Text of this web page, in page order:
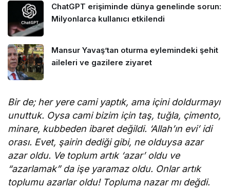
ChatGPT erişiminde dünya genelinde sorun:
Milyonlarca kullanıcı etkilendi
Mansur Yavaş’tan oturma eylemindeki şehit
aileleri ve gazilere ziyaret
Bir de; her yere cami yaptık, ama içini doldurmayı
unuttuk. Oysa cami bizim için taş, tuğla, çimento,
minare, kubbeden ibaret değildi. ‘Allah’ın evi’ idi
orası. Evet, şairin dediği gibi, ne olduysa azar
azar oldu. Ve toplum artık ‘azar’ oldu ve
“azarlamak” da işe yaramaz oldu. Onlar artık
toplumu azarlar oldu! Topluma nazar mı değdi.